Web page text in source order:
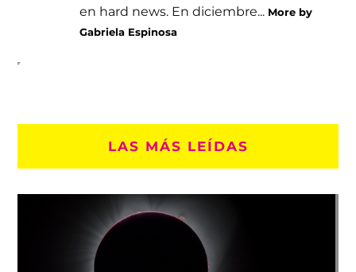
en hard news. En diciembre... More by
Gabriela Espinosa
LAS MÁS LEÍDAS